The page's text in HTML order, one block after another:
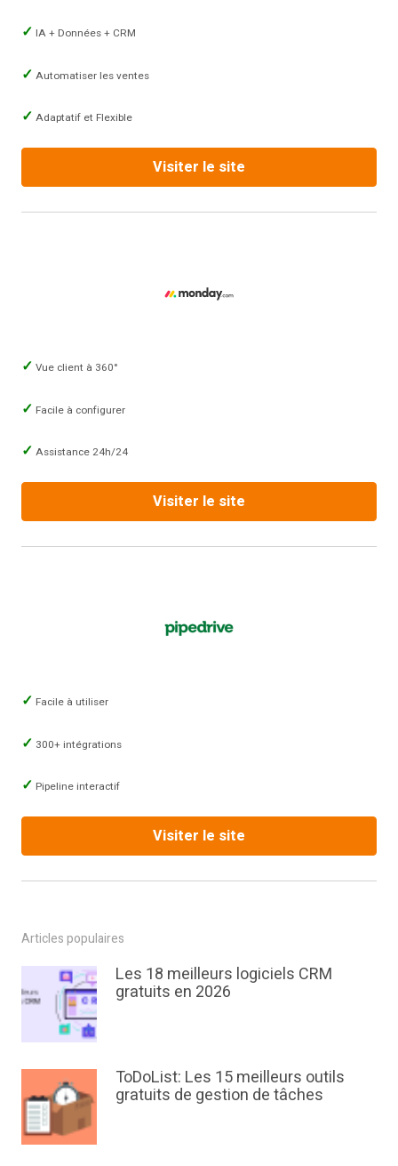
IA + Données + CRM
Automatiser les ventes
Adaptatif et Flexible
Visiter le site
Vue client à 360°
Facile à configurer
Assistance 24h/24
Visiter le site
Facile à utiliser
300+ intégrations
Pipeline interactif
Visiter le site
Articles populaires
Les 18 meilleurs logiciels CRM
gratuits en 2026
ToDoList: Les 15 meilleurs outils
gratuits de gestion de tâches